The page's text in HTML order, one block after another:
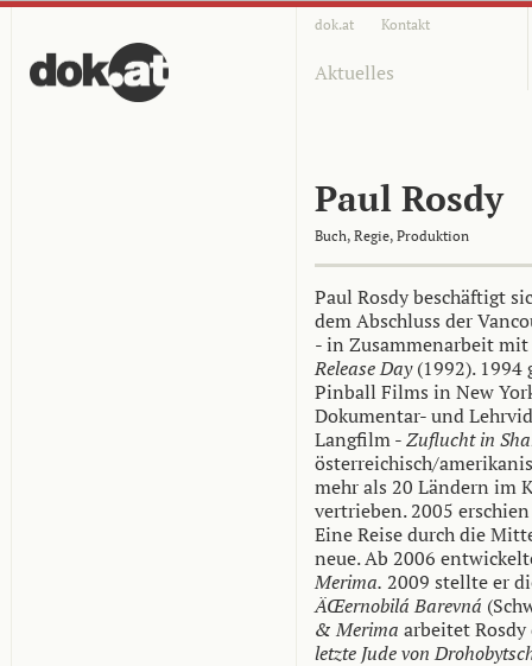
dok.at Kontakt
Aktuelles
Paul Rosdy
Buch, Regie, Produktion
Paul Rosdy beschäftigt
dem Abschluss der
- in Zusammenarbeit
Release Day (1992). 1994
Pinball Films in New
Dokumentar- und
Langfilm - Zuflucht in
österreichisch/
mehr als 20 Ländern im
vertrieben. 2005
Eine Reise durch die
neue. Ab 2006
Merima. 2009 stellte er
ÄŒernobilá Barevná
& Merima arbeitet
letzte Jude von